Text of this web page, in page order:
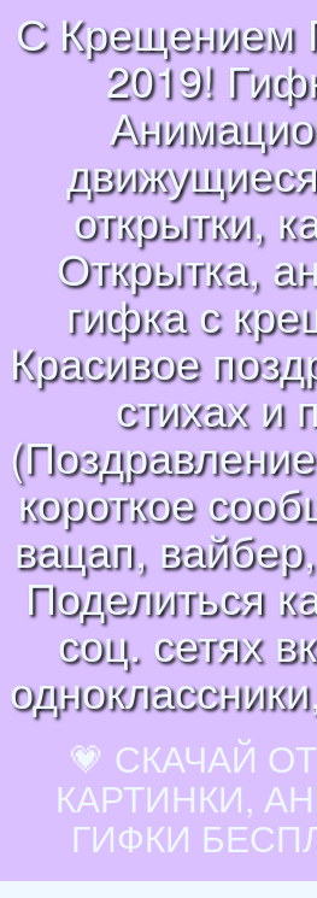
С Крещением
2019!
открытки,
Открытка,
гифка с
Красивое
стихах и
короткое
вацап,
Поделиться
соц. сетях
💗 СКАЧАЙ
КАРТИНКИ,
ГИФКИ